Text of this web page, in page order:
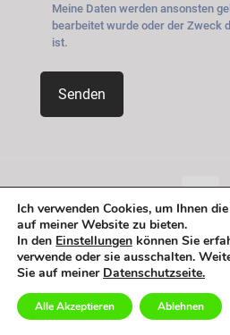
Meine Daten werden ansonsten
bearbeitet wurde oder der Zweck
ist.
© 2026 Betheme byMuffin group
Powered by
Ich verwenden Cookies, um Ihnen
auf meiner Website zu bieten.
In den Einstellungen können Sie
verwende oder sie ausschalten.
Sie auf meiner Datenschutzseite.
Alle Akzeptieren Ablehnen